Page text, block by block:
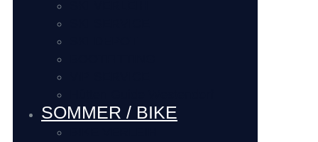
SOMMER / BIKE